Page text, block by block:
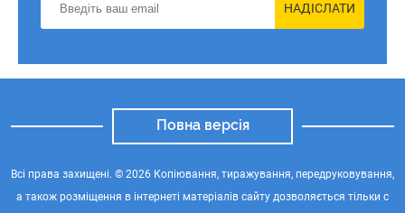
НАДІСЛАТИ
Повна версія
Всі права захищені. © 2026 Копіювання, тиражування, передруковування,
а також розміщення в інтернеті матеріалів сайту дозволяється тільки с